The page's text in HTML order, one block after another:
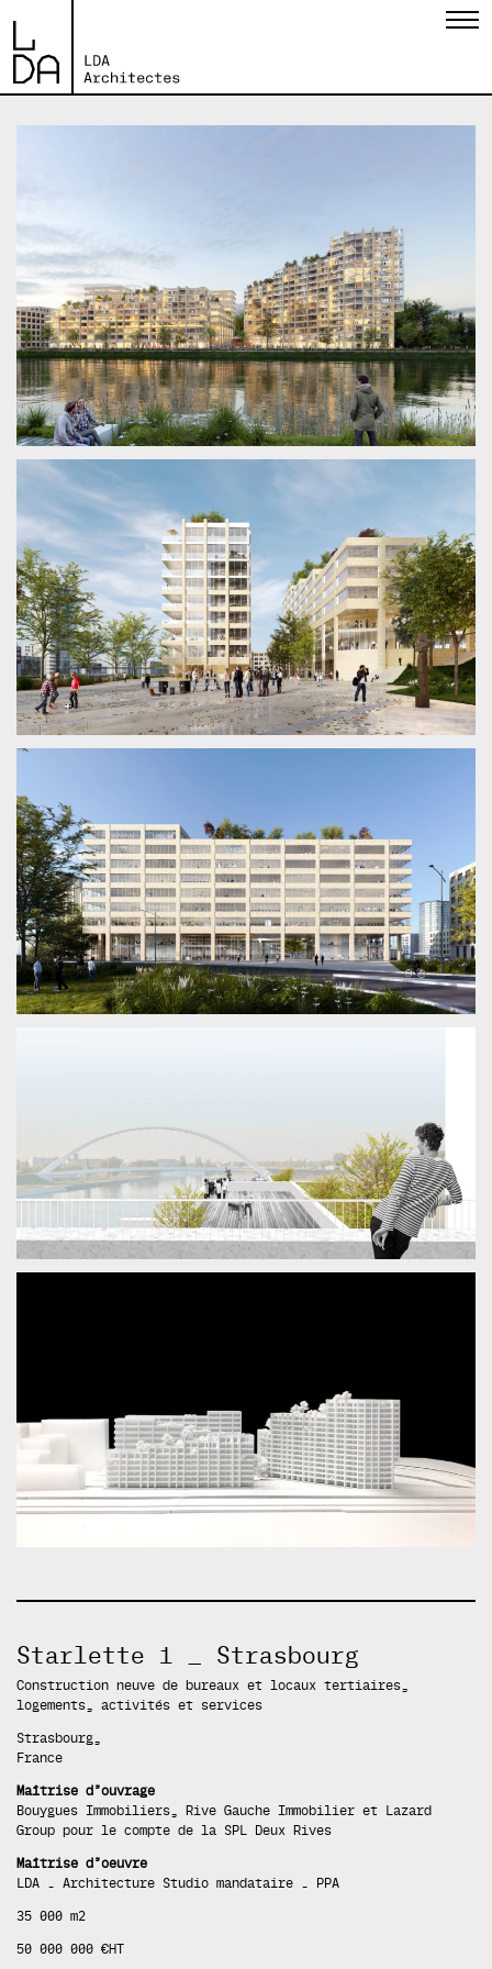
Navigation principale
Starlette 1 _ Strasbourg
Construction neuve de bureaux et locaux tertiaires,
logements, activités et services
Strasbourg,
France
Maîtrise d’ouvrage
Bouygues Immobiliers, Rive Gauche Immobilier et Lazard
Group pour le compte de la SPL Deux Rives
Maîtrise d’oeuvre
LDA . Architecture Studio mandataire . PPA
35 000 m2
50 000 000 €HT